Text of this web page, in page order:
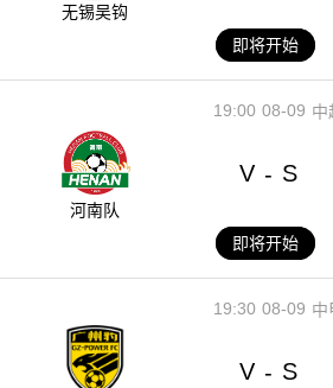
无锡吴钩
即将开始
08-09
19:00 中
河南队
V - S
即将开始
08-09
19:30 中
V - S